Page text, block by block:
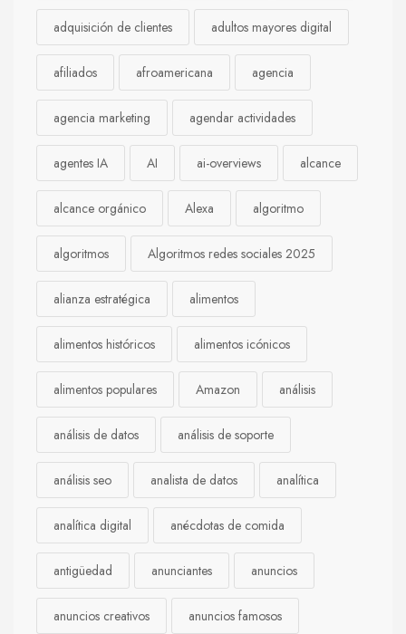
adquisición de clientes adultos mayores digital
afiliados afroamericana agencia
agencia marketing agendar actividades
agentes IA AI ai-overviews alcance
alcance orgánico Alexa algoritmo
algoritmos Algoritmos redes sociales 2025
alianza estratégica alimentos
alimentos históricos alimentos icónicos
alimentos populares Amazon análisis
análisis de datos análisis de soporte
análisis seo analista de datos analítica
analítica digital anécdotas de comida
antigüedad anunciantes anuncios
anuncios creativos anuncios famosos